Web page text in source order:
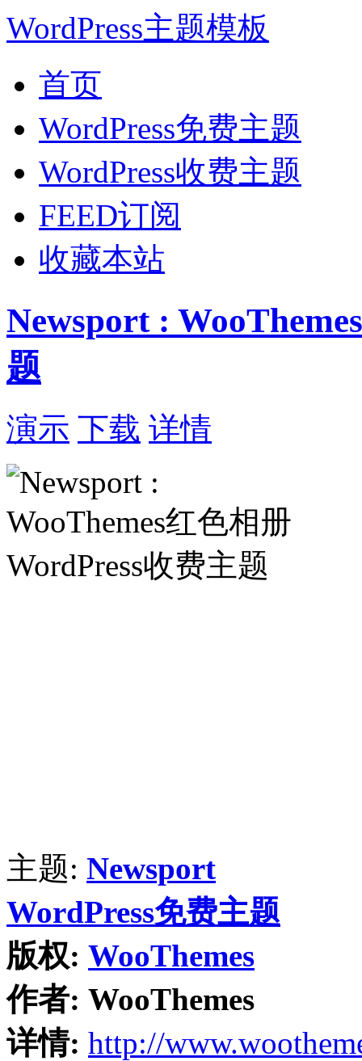
WordPress主题模板
首页
WordPress免费主题
WordPress收费主题
FEED订阅
收藏本站
Newsport :
题
演示 下载 详情
主题: Newsport
WordPress免费主题
版权: WooThemes
作者: WooThemes
详情: http://